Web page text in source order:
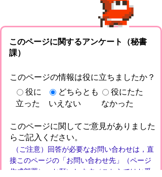
このページに関するアンケート（秘書
課）
このページの情報は役に立ちましたか？
役に
立った
どちらとも
いえない
役にたた
なかった
このページに関してご意見がありました
らご記入ください。
（ご注意）回答が必要なお問い合わせは，直
接このページの「お問い合わせ先」（ページ
作成部署）へお願いします（こちらではお受